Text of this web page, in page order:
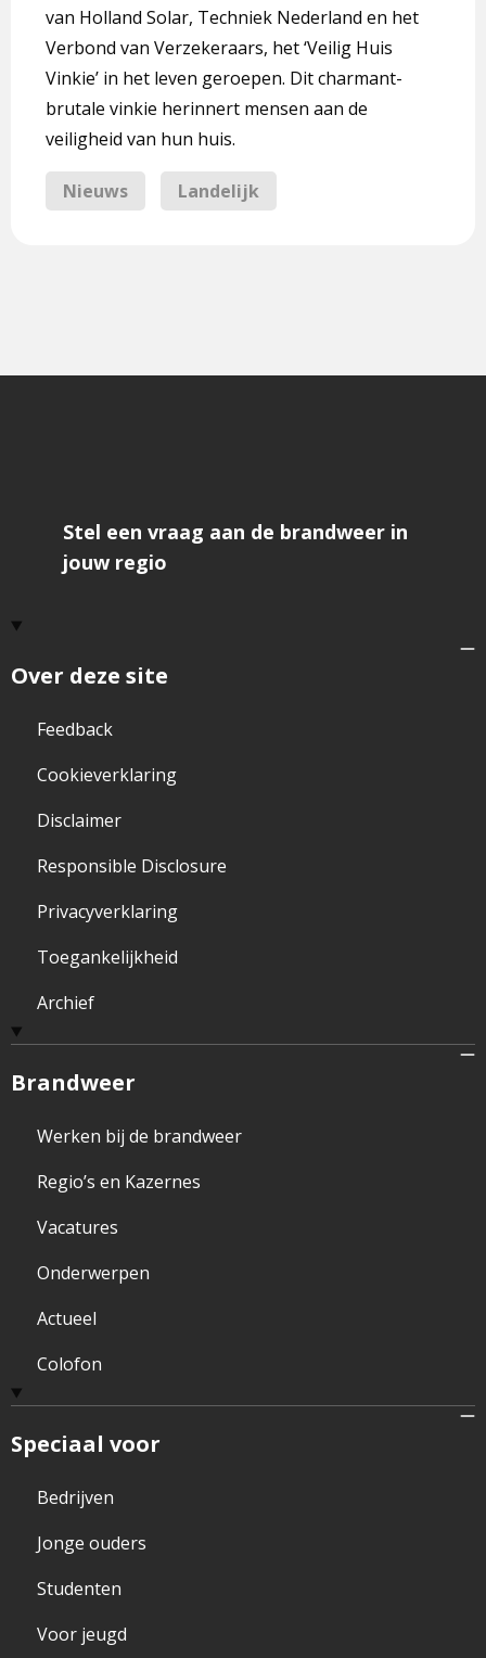
van Holland Solar, Techniek Nederland en het
Verbond van Verzekeraars, het ‘Veilig Huis
Vinkie’ in het leven geroepen. Dit charmant-
brutale vinkie herinnert mensen aan de
veiligheid van hun huis.
Nieuws Landelijk
veilig
Over deze site
Feedback
Cookieverklaring
Disclaimer
Responsible Disclosure
Privacyverklaring
Toegankelijkheid
Archief
Brandweer
Werken bij de brandweer
Regio’s en Kazernes
Vacatures
Onderwerpen
Actueel
Colofon
Speciaal voor
Bedrijven
Jonge ouders
Studenten
Voor jeugd
Stel een vraag aan de brandweer in
jouw regio